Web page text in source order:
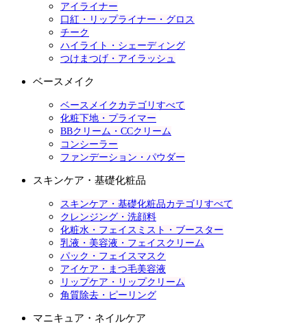
アイライナー
口紅・リップライナー・グロス
チーク
ハイライト・シェーディング
つけまつげ・アイラッシュ
ベースメイク
ベースメイクカテゴリすべて
化粧下地・プライマー
BBクリーム・CCクリーム
コンシーラー
ファンデーション・パウダー
スキンケア・基礎化粧品
スキンケア・基礎化粧品カテゴリすべて
クレンジング・洗顔料
化粧水・フェイスミスト・ブースター
乳液・美容液・フェイスクリーム
パック・フェイスマスク
アイケア・まつ毛美容液
リップケア・リップクリーム
角質除去・ピーリング
マニキュア・ネイルケア